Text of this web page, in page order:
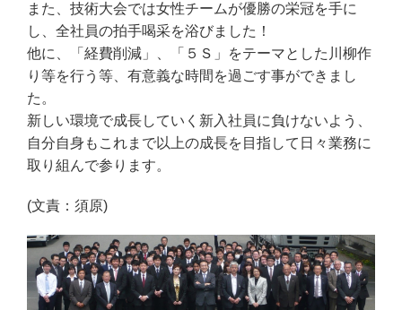
また、技術大会では女性チームが優勝の栄冠を手に
し、全社員の拍手喝采を浴びました！
他に、「経費削減」、「５Ｓ」をテーマとした川柳作
り等を行う等、有意義な時間を過ごす事ができまし
た。
新しい環境で成長していく新入社員に負けないよう、
自分自身もこれまで以上の成長を目指して日々業務に
取り組んで参ります。
(文責：須原)